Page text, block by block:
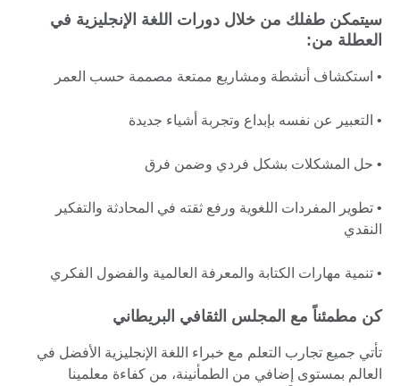
سيتمكن طفلك من خلال دورات اللغة الإنجليزية في
العطلة من:
• استكشاف أنشطة ومشاريع ممتعة مصممة حسب العمر
• التعبير عن نفسه بإبداع وتجربة أشياء جديدة
• حل المشكلات بشكل فردي وضمن فرق
• تطوير المفردات اللغوية ورفع ثقته في المحادثة والتفكير
النقدي
• تنمية مهارات الكتابة والمعرفة العالمية والفضول الفكري
كن مطمئناً مع المجلس الثقافي البريطاني
تأتي جميع تجارب التعلم مع خبراء اللغة الإنجليزية الأفضل في
العالم بمستوى إضافي من الطمأنينة، من كفاءة معلمينا